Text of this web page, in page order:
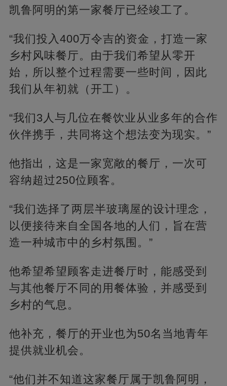
凯鲁阿明的第一家餐厅已经竣工了。
“我们投入400万令吉的资金，打造一家
乡村风味餐厅。由于我们希望从零开
始，所以整个过程需要一些时间，因此
我们从年初就（开工）。
“我们3人与几位在餐饮业从业多年的合作
伙伴携手，共同将这个想法变为现实。”
他指出，这是一家宽敞的餐厅，一次可
容纳超过250位顾客。
“我们选择了两层半玻璃屋的设计理念，
以便接待来自全国各地的人们，旨在营
造一种城市中的乡村氛围。”
他希望希望顾客走进餐厅时，能感受到
与其他餐厅不同的用餐体验，并感受到
乡村的气息。
他补充，餐厅的开业也为50名当地青年
提供就业机会。
“他们并不知道这家餐厅属于凯鲁阿明，